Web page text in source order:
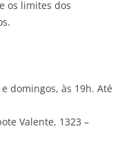
os limites dos
domingos, às 19h. Até
Valente, 1323 –